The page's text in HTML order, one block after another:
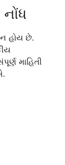
નોંધ
હોય છે.
માહિતી